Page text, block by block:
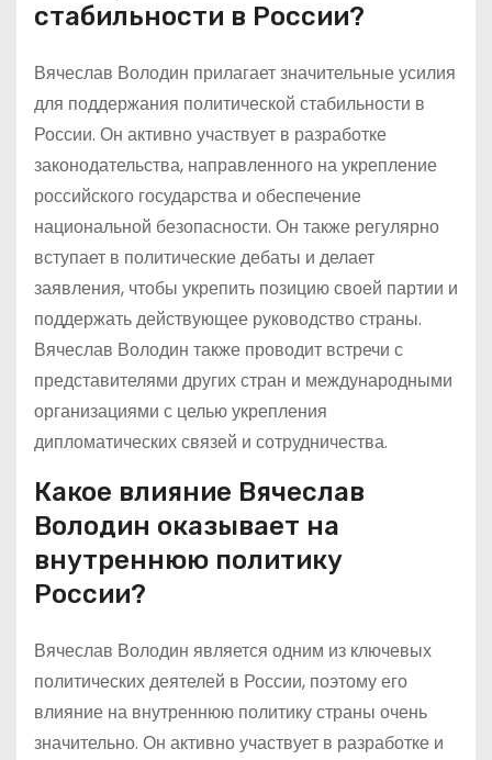
стабильности в России?
Вячеслав Володин прилагает значительные усилия
для поддержания политической стабильности в
России. Он активно участвует в разработке
законодательства, направленного на укрепление
российского государства и обеспечение
национальной безопасности. Он также регулярно
вступает в политические дебаты и делает
заявления, чтобы укрепить позицию своей партии и
поддержать действующее руководство страны.
Вячеслав Володин также проводит встречи с
представителями других стран и международными
организациями с целью укрепления
дипломатических связей и сотрудничества.
Какое влияние Вячеслав
Володин оказывает на
внутреннюю политику
России?
Вячеслав Володин является одним из ключевых
политических деятелей в России, поэтому его
влияние на внутреннюю политику страны очень
значительно. Он активно участвует в разработке и